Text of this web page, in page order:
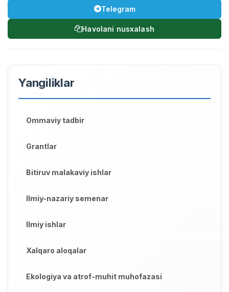
Telegram
Havolani nusxalash
Yangiliklar
Ommaviy tadbir
Grantlar
Bitiruv malakaviy ishlar
Ilmiy-nazariy semenar
Ilmiy ishlar
Xalqaro aloqalar
Ekologiya va atrof-muhit muhofazasi